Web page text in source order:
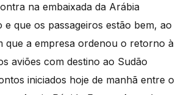
na embaixada da Arábia
e que os passageiros estão bem, ao
que a empresa ordenou o retorno à
aviões com destino ao Sudão
iniciados hoje de manhã entre o